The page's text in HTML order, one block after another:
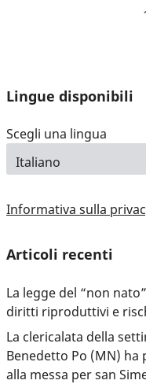
Lingue disponibili
Scegli una lingua
Informativa sulla
Articoli recenti
La legge del “non
diritti riproduttivi e
La clericalata della
Benedetto Po (MN)
alla messa per san